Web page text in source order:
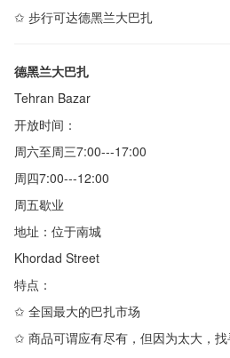
✩ 步行可达德黑兰大巴扎
德黑兰大巴扎
Tehran Bazar
开放时间：
周六至周三7:00---17:00
周四7:00---12:00
周五歇业
地址：位于南城
Khordad Street
特点：
✩ 全国最大的巴扎市场
✩ 商品可谓应有尽有，但因为太大，